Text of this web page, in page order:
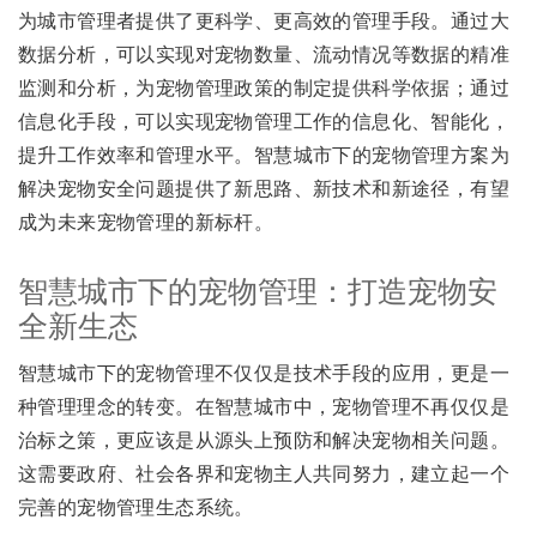
为城市管理者提供了更科学、更高效的管理手段。通过大
数据分析，可以实现对宠物数量、流动情况等数据的精准
监测和分析，为宠物管理政策的制定提供科学依据；通过
信息化手段，可以实现宠物管理工作的信息化、智能化，
提升工作效率和管理水平。智慧城市下的宠物管理方案为
解决宠物安全问题提供了新思路、新技术和新途径，有望
成为未来宠物管理的新标杆。
智慧城市下的宠物管理：打造宠物安
全新生态
智慧城市下的宠物管理不仅仅是技术手段的应用，更是一
种管理理念的转变。在智慧城市中，宠物管理不再仅仅是
治标之策，更应该是从源头上预防和解决宠物相关问题。
这需要政府、社会各界和宠物主人共同努力，建立起一个
完善的宠物管理生态系统。